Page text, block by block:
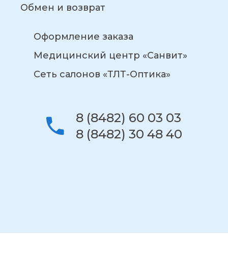
Обмен и возврат
Оформление заказа
Медицинский центр «Санвит»
Сеть салонов «ТЛТ-Оптика»
8 (8482) 60 03 03
8 (8482) 30 48 40